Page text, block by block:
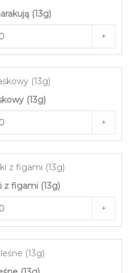
(13g)
+
(13g)
+
z figami (13g)
+